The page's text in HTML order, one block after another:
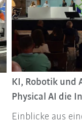
KI, Robotik und
Physical AI die
Einblicke aus